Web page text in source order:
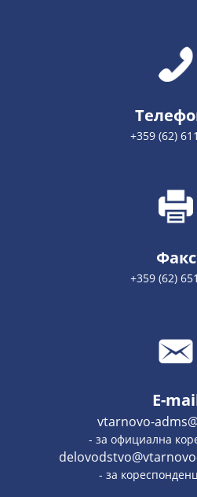
+359 (62)
Факс
+359 (62)
E-
vtarnovo-
- за официална
- за